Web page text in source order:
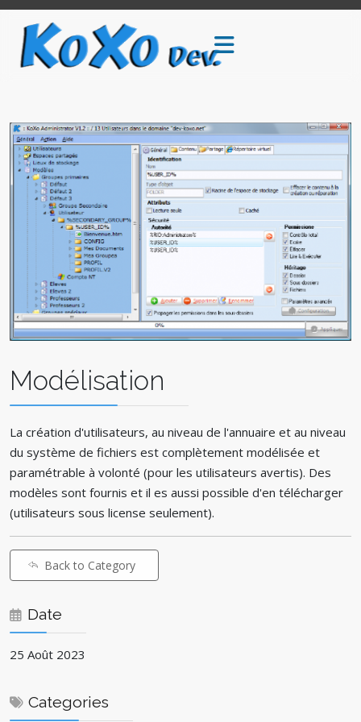
Modélisation
La création d'utilisateurs, au niveau de l'annuaire et au niveau
du système de fichiers est complètement modélisée et
paramétrable à volonté (pour les utilisateurs avertis). Des
modèles sont fournis et il es aussi possible d'en télécharger
(utilisateurs sous license seulement).
Back to Category
Date
25 Août 2023
Categories